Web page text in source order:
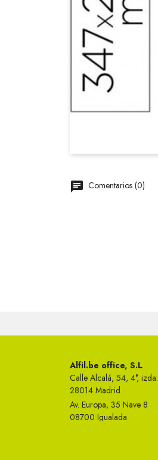
Comentarios (0)
Alfil.be office, S.L
Calle Alcalá, 54, 4°, izda.
28014 Madrid
Av. Europa, 35 Nave 8
08700 Igualada